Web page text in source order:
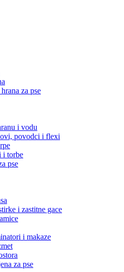
za pse
i vodu
povodci i flexi
i torbe
pse
i zastitne gace
i makaze
za pse